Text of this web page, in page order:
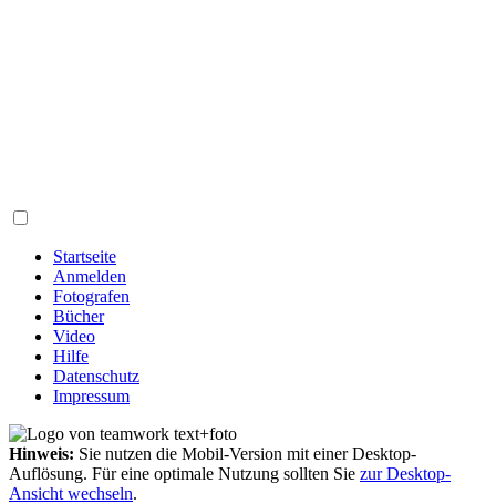
Startseite
Anmelden
Fotografen
Bücher
Video
Hilfe
Datenschutz
Impressum
Hinweis: Sie nutzen die Mobil-Version mit einer Desktop-
Auflösung. Für eine optimale Nutzung sollten Sie zur Desktop-
Ansicht wechseln.